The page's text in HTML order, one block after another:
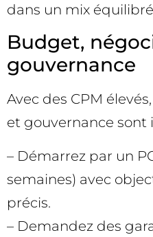
dans un mix
Budget,
gouvernance
Avec des CPM
et gouvernance sont
– Démarrez par un
semaines) avec
précis.
– Demandez des